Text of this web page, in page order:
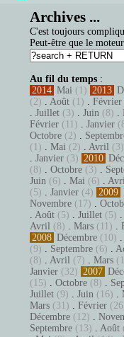
Archives ...
C'est toujours
Peut-être que le
Au fil du temps :
2014 Mai (1) 2013
(2) . Août (1) . Février
. Juillet (3) . Juin (8) .
Février (11) . Janvier
Octobre (2) .
(1) . Mai (2) . Avril (3)
. Janvier (3) 2010
(8) . Octobre (3) .
Juin (6) . Mai (6) .
(5) . Janvier (4) 2009
Novembre (17) .
. Août (5) . Juillet (5) .
Avril (8) . Mars (11) .
2008 Décembre (10) .
(9) . Septembre (6) .
(8) . Avril (7) . Mars
Janvier (32) 2007
(15) . Octobre (8) .
Juillet (9) . Juin (16) .
Mars (31) . Février
Décembre (12) .
Septembre (13) . Août